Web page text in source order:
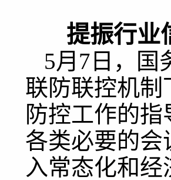
提振行业
5月7日，国
联防联控机
防控工作的
各类必要的
入常态化和经